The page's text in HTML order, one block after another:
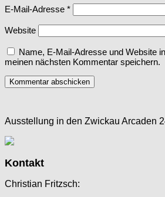
E-Mail-Adresse *
Website
Name, E-Mail-Adresse und Website
meinen nächsten Kommentar speichern.
Ausstellung in den Zwickau Arcaden
Kontakt
Christian Fritzsch: